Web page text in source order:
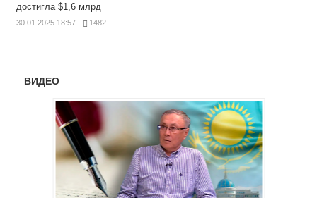
достигла $1,6 млрд
30.01.2025 18:57 1482
ВИДЕО